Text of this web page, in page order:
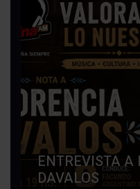
ENTREVISTA A
DAVALOS